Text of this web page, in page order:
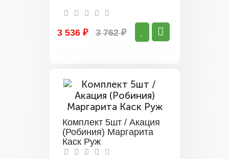
3 536 ₽ 3 762 ₽
Комплект 5шт / Акация
(Робиния) Маргарита
Каск Руж